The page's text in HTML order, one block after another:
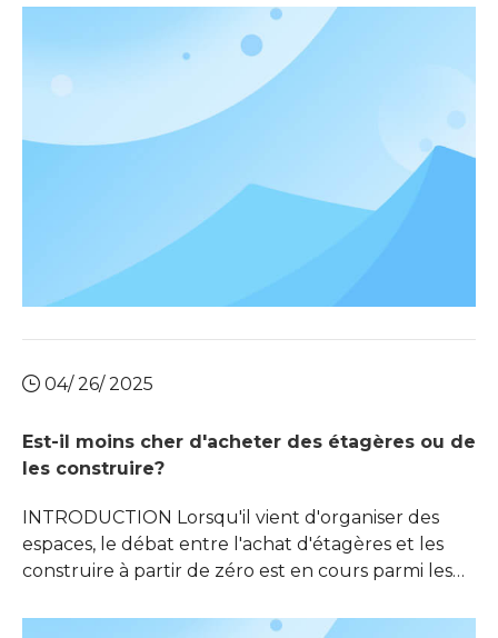
confusion. Les racks de stockage, un composant
fondamental du stockage industriel et
commercial, sont connus sous divers noms en
fonction de leur conception, Applicatio
04/ 26/ 2025
Est-il moins cher d'acheter des étagères ou de
les construire?
INTRODUCTION Lorsqu'il vient d'organiser des
espaces, le débat entre l'achat d'étagères et les
construire à partir de zéro est en cours parmi les
décision dépend de divers facteurs, notamment le